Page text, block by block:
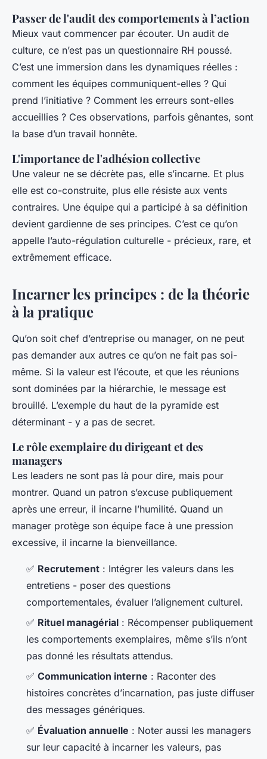
Passer de l'audit des comportements à l’action
Mieux vaut commencer par écouter. Un audit de
culture, ce n’est pas un questionnaire RH poussé.
C’est une immersion dans les dynamiques réelles :
comment les équipes communiquent-elles ? Qui
prend l’initiative ? Comment les erreurs sont-elles
accueillies ? Ces observations, parfois gênantes, sont
la base d’un travail honnête.
L'importance de l'adhésion collective
Une valeur ne se décrète pas, elle s’incarne. Et plus
elle est co-construite, plus elle résiste aux vents
contraires. Une équipe qui a participé à sa définition
devient gardienne de ses principes. C’est ce qu’on
appelle l’auto-régulation culturelle - précieux, rare, et
extrêmement efficace.
Incarner les principes : de la théorie
à la pratique
Qu’on soit chef d’entreprise ou manager, on ne peut
pas demander aux autres ce qu’on ne fait pas soi-
même. Si la valeur est l’écoute, et que les réunions
sont dominées par la hiérarchie, le message est
brouillé. L’exemple du haut de la pyramide est
déterminant - y a pas de secret.
Le rôle exemplaire du dirigeant et des
managers
Les leaders ne sont pas là pour dire, mais pour
montrer. Quand un patron s’excuse publiquement
après une erreur, il incarne l’humilité. Quand un
manager protège son équipe face à une pression
excessive, il incarne la bienveillance.
✅ Recrutement : Intégrer les valeurs dans les
entretiens - poser des questions
comportementales, évaluer l’alignement culturel.
✅ Rituel managérial : Récompenser publiquement
les comportements exemplaires, même s’ils n’ont
pas donné les résultats attendus.
✅ Communication interne : Raconter des
histoires concrètes d’incarnation, pas juste diffuser
des messages génériques.
✅ Évaluation annuelle : Noter aussi les managers
sur leur capacité à incarner les valeurs, pas